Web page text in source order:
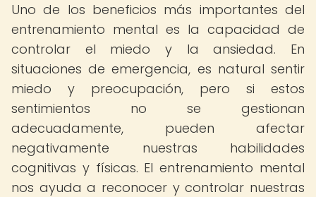
Uno de los beneficios más importantes del
entrenamiento mental es la capacidad de
controlar el miedo y la ansiedad. En
situaciones de emergencia, es natural sentir
miedo y preocupación, pero si estos
sentimientos no se gestionan
adecuadamente, pueden afectar
negativamente nuestras habilidades
cognitivas y físicas. El entrenamiento mental
nos ayuda a reconocer y controlar nuestras